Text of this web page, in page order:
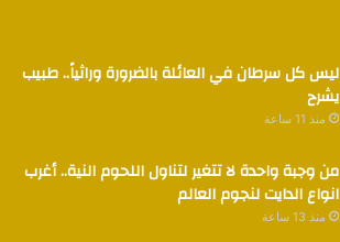
ليس كل سرطان في العائلة بالضرورة وراثياً.. طبيب
يشرح
منذ 11 ساعة
من وجبة واحدة لا تتغير لتناول اللحوم النية.. أغرب
انواع الدايت لنجوم العالم
منذ 13 ساعة